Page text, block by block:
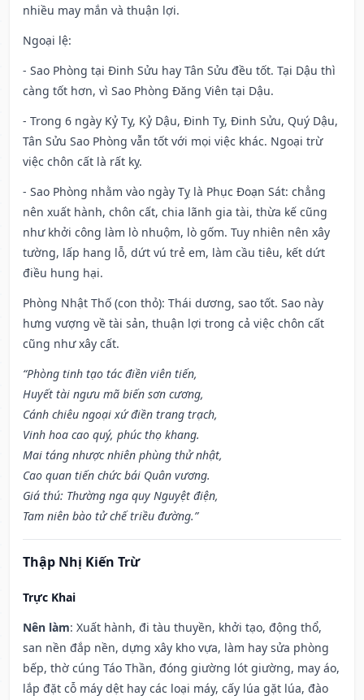
nhiều may mắn và thuận lợi.
Ngoại lệ:
- Sao Phòng tại Đinh Sửu hay Tân Sửu đều tốt. Tại Dậu thì
càng tốt hơn, vì Sao Phòng Đăng Viên tại Dậu.
- Trong 6 ngày Kỷ Tỵ, Kỷ Dậu, Đinh Tỵ, Đinh Sửu, Quý Dậu,
Tân Sửu Sao Phòng vẫn tốt với mọi việc khác. Ngoại trừ
việc chôn cất là rất kỵ.
- Sao Phòng nhằm vào ngày Tỵ là Phục Đoạn Sát: chẳng
nên xuất hành, chôn cất, chia lãnh gia tài, thừa kế cũng
như khởi công làm lò nhuộm, lò gốm. Tuy nhiên nên xây
tường, lấp hang lỗ, dứt vú trẻ em, làm cầu tiêu, kết dứt
điều hung hại.
Phòng Nhật Thố (con thỏ): Thái dương, sao tốt. Sao này
hưng vượng về tài sản, thuận lợi trong cả việc chôn cất
cũng như xây cất.
“Phòng tinh tạo tác điền viên tiến,
Huyết tài ngưu mã biến sơn cương,
Cánh chiêu ngoại xứ điền trang trạch,
Vinh hoa cao quý, phúc thọ khang.
Mai táng nhược nhiên phùng thử nhật,
Cao quan tiến chức bái Quân vương.
Giá thú: Thường nga quy Nguyệt điện,
Tam niên bào tử chế triều đường.”
Thập Nhị Kiến Trừ
Trực Khai
Nên làm: Xuất hành, đi tàu thuyền, khởi tạo, động thổ,
san nền đắp nền, dựng xây kho vựa, làm hay sửa phòng
bếp, thờ cúng Táo Thần, đóng giường lót giường, may áo,
lắp đặt cỗ máy dệt hay các loại máy, cấy lúa gặt lúa, đào